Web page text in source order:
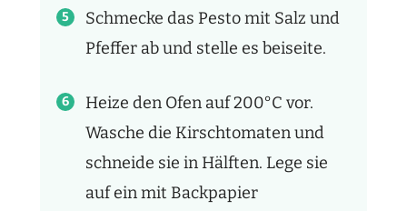
Schmecke das Pesto mit Salz und
Pfeffer ab und stelle es beiseite.
Heize den Ofen auf 200°C vor.
Wasche die Kirschtomaten und
schneide sie in Hälften. Lege sie
auf ein mit Backpapier